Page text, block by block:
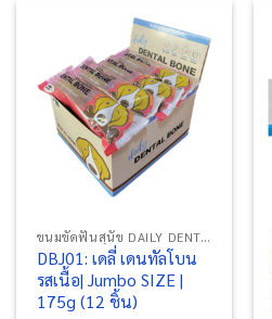
ขนมขัดฟันสุนัข DAILY DENTAL BONE
DBJ01: เดลี่ เดนทัลโบน
รสเนื้อ| Jumbo SIZE |
175g (12 ชิ้น)